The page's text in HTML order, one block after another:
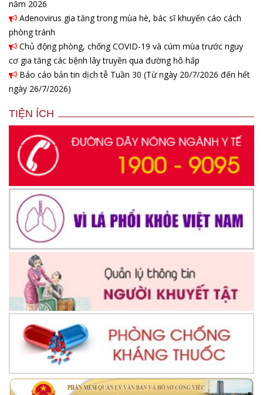
năm 2026
Adenovirus gia tăng trong mùa hè, bác sĩ khuyến cáo cách
phòng tránh
Chủ động phòng, chống COVID-19 và cúm mùa trước nguy
cơ gia tăng các bệnh lây truyền qua đường hô hấp
Báo cáo bản tin dịch tễ Tuần 30 (Từ ngày 20/7/2026 đến hết
ngày 26/7/2026)
TIỆN ÍCH